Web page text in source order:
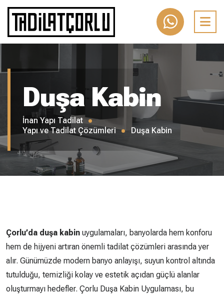
Duşa Kabin
İnan Yapı Tadilat
Yapı ve Tadilat Çözümleri
Duşa Kabin
Çorlu’da duşa kabin uygulamaları, banyolarda hem konforu
hem de hijyeni artıran önemli tadilat çözümleri arasında yer
alır. Günümüzde modern banyo anlayışı, suyun kontrol altında
tutulduğu, temizliği kolay ve estetik açıdan güçlü alanlar
oluşturmayı hedefler. Çorlu Duşa Kabin Uygulaması, bu